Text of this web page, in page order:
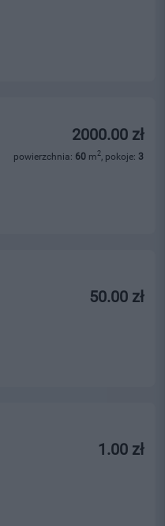
2000.00 zł
powierzchnia: 60 m2 , pokoje: 3
50.00 zł
1.00 zł